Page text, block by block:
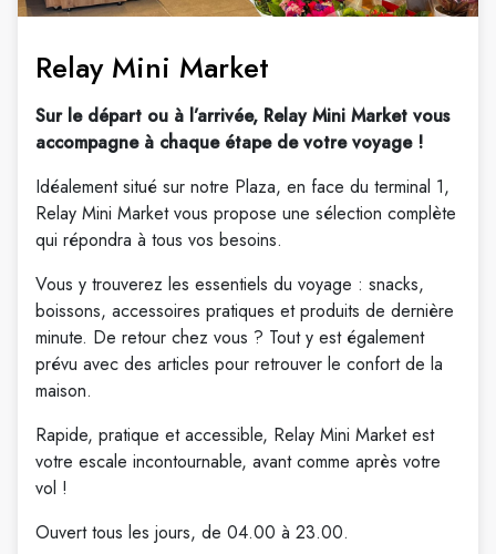
Relay Mini Market
Sur le départ ou à l’arrivée, Relay Mini Market vous
accompagne à chaque étape de votre voyage !
Idéalement situé sur notre Plaza, en face du terminal 1,
Relay Mini Market vous propose une sélection complète
qui répondra à tous vos besoins.
Vous y trouverez les essentiels du voyage : snacks,
boissons, accessoires pratiques et produits de dernière
minute. De retour chez vous ? Tout y est également
prévu avec des articles pour retrouver le confort de la
maison.
Rapide, pratique et accessible, Relay Mini Market est
votre escale incontournable, avant comme après votre
vol !
Ouvert tous les jours, de 04.00 à 23.00.